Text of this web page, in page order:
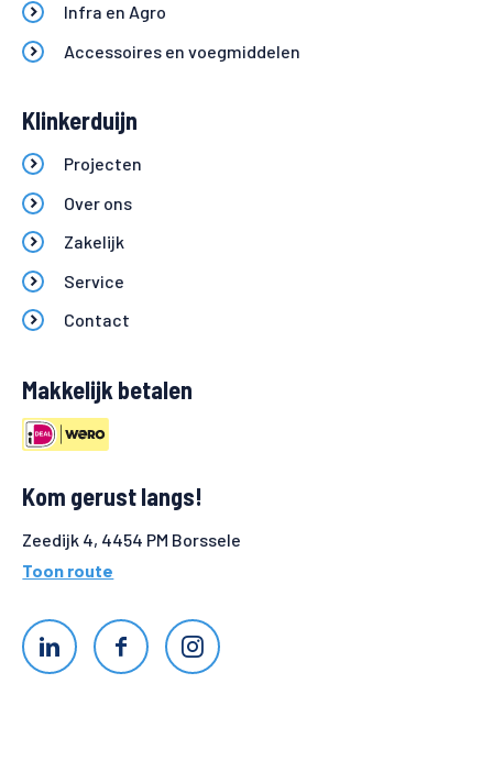
Infra en Agro
Accessoires en voegmiddelen
Klinkerduijn
Projecten
Over ons
Zakelijk
Service
Contact
Makkelijk betalen
Kom gerust langs!
Zeedijk 4, 4454 PM Borssele
Toon route